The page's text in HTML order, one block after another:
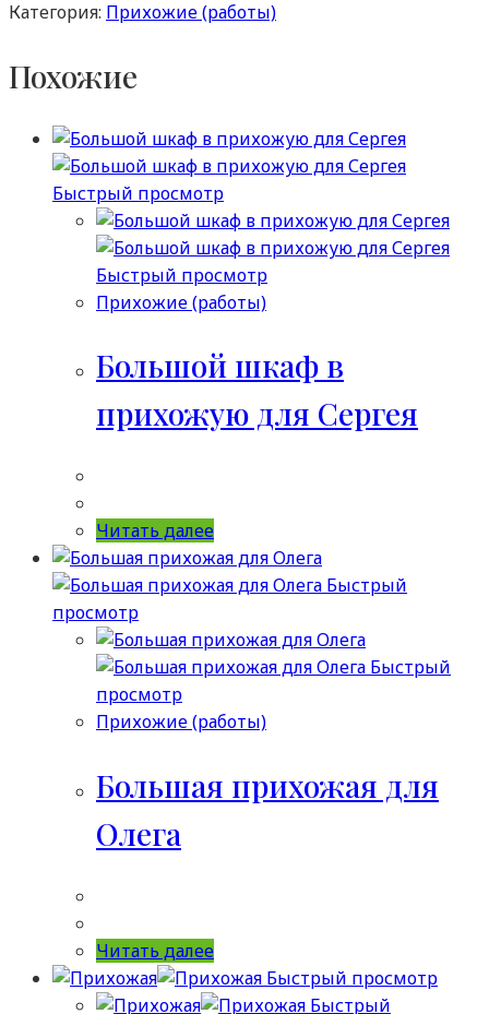
Категория: Прихожие (работы)
Похожие
Быстрый просмотр
Быстрый просмотр
Прихожие (работы)
Большой шкаф в
прихожую для Сергея
Читать далее
Быстрый
просмотр
Быстрый
просмотр
Прихожие (работы)
Большая прихожая для
Олега
Читать далее
Быстрый просмотр
Быстрый